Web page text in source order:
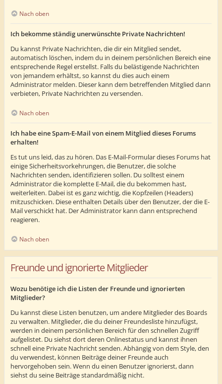
Nach oben
Ich bekomme ständig unerwünschte Private Nachrichten!
Du kannst Private Nachrichten, die dir ein Mitglied sendet,
automatisch löschen, indem du in deinem persönlichen Bereich eine
entsprechende Regel erstellst. Falls du belästigende Nachrichten
von jemandem erhältst, so kannst du dies auch einem
Administrator melden. Dieser kann dem betreffenden Mitglied dann
verbieten, Private Nachrichten zu versenden.
Nach oben
Ich habe eine Spam-E-Mail von einem Mitglied dieses Forums
erhalten!
Es tut uns leid, das zu hören. Das E-Mail-Formular dieses Forums hat
einige Sicherheitsvorkehrungen, die Benutzer, die solche
Nachrichten senden, identifizieren sollen. Du solltest einem
Administrator die komplette E-Mail, die du bekommen hast,
weiterleiten. Dabei ist es ganz wichtig, die Kopfzeilen (Headers)
mitzuschicken. Diese enthalten Details über den Benutzer, der die E-
Mail verschickt hat. Der Administrator kann dann entsprechend
reagieren.
Nach oben
Freunde und ignorierte Mitglieder
Wozu benötige ich die Listen der Freunde und ignorierten
Mitglieder?
Du kannst diese Listen benutzen, um andere Mitglieder des Boards
zu verwalten. Mitglieder, die du deiner Freundesliste hinzufügst,
werden in deinem persönlichen Bereich für den schnellen Zugriff
aufgelistet. Du siehst dort deren Onlinestatus und kannst ihnen
schnell eine Private Nachricht senden. Abhängig von dem Style, den
du verwendest, können Beiträge deiner Freunde auch
hervorgehoben sein. Wenn du einen Benutzer ignorierst, dann
siehst du seine Beiträge standardmäßig nicht.